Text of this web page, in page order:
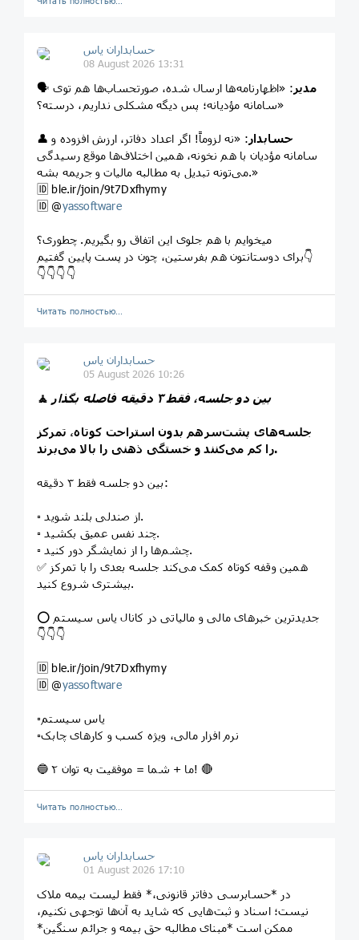
حسابداران یاس
08 August 2026 13:31
🗣️ مدیر : «اظهارنامه‌ها ارسال شده، صورتحساب‌ها هم توی
سامانه مؤدیانه؛ پس دیگه مشکلی نداریم، درسته؟»
👤 حسابدار : «نه لزوماً! اگر اعداد دفاتر، ارزش افزوده و
سامانه مؤدیان با هم نخونه، همین اختلاف‌ها موقع رسیدگی
می‌تونه تبدیل به مطالبه مالیات و جریمه بشه.»
🆔️ ble.ir/join/9t7Dxfhymy
🆔️ @yassoftware
میخوایم با هم جلوی این اتفاق رو بگیریم. چطوری؟
برای دوستانتون هم بفرستین، چون در پست پایین گفتیم👇
👇👇👇👇
Читать полностью…
حسابداران یاس
05 August 2026 10:26
🧘 بین دو جلسه، فقط ۳ دقیقه فاصله بگذار
جلسه‌های پشت‌سرهم بدون استراحت کوتاه، تمرکز
را کم می‌کنند و خستگی ذهنی را بالا می‌برند.
بین دو جلسه فقط ۳ دقیقه:
▫️ از صندلی بلند شوید.
▫️ چند نفس عمیق بکشید.
▫️ چشم‌ها را از نمایشگر دور کنید.
✅ همین وقفه کوتاه کمک می‌کند جلسه بعدی را با تمرکز
بیشتری شروع کنید.
⭕️ جدیدترین خبرهای مالی و مالیاتی در کانال یاس سیستم
👇👇👇
🆔 ble.ir/join/9t7Dxfhymy
🆔 @yassoftware
▫️یاس سیستم
▫️نرم افزار مالی، ویژه کسب و کارهای چابک
🔵 ما + شما = موفقیت به توان ۲! 🔴
Читать полностью…
حسابداران یاس
01 August 2026 17:10
در *حسابرسی دفاتر قانونی،* فقط لیست بیمه ملاک
نیست؛ اسناد و ثبت‌هایی که شاید به آن‌ها توجهی نکنیم،
ممکن است *مبنای مطالبه حق بیمه و جرائم سنگین*